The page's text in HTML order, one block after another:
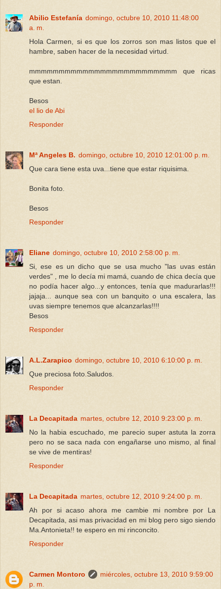
Abilio Estefanía domingo, octubre 10, 2010 11:48:00
a. m.
Hola Carmen, si es que los zorros son mas listos que el
hambre, saben hacer de la necesidad virtud.
mmmmmmmmmmmmmmmmmmmmmmmmm que ricas
que estan.
Besos
el lio de Abi
Responder
Mª Angeles B. domingo, octubre 10, 2010 12:01:00 p. m.
Que cara tiene esta uva...tiene que estar riquisima.
Bonita foto.
Besos
Responder
Eliane domingo, octubre 10, 2010 2:58:00 p. m.
Si, ese es un dicho que se usa mucho "las uvas están
verdes" , me lo decía mi mamá, cuando de chica decía que
no podía hacer algo...y entonces, tenía que madurarlas!!!
jajaja... aunque sea con un banquito o una escalera, las
uvas siempre tenemos que alcanzarlas!!!!
Besos
Responder
A.L.Zarapico domingo, octubre 10, 2010 6:10:00 p. m.
Que preciosa foto.Saludos.
Responder
La Decapitada martes, octubre 12, 2010 9:23:00 p. m.
No la habia escuchado, me parecio super astuta la zorra
pero no se saca nada con engañarse uno mismo, al final
se vive de mentiras!
Responder
La Decapitada martes, octubre 12, 2010 9:24:00 p. m.
Ah por si acaso ahora me cambie mi nombre por La
Decapitada, asi mas privacidad en mi blog pero sigo siendo
Ma.Antonieta!! te espero en mi rinconcito.
Responder
Carmen Montoro
miércoles, octubre 13, 2010 9:59:00
p. m.